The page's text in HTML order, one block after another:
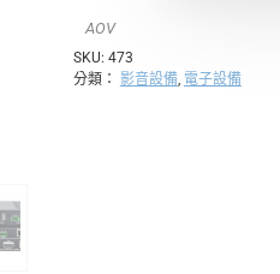
AOV
SKU: 473
分類： 影音設備, 電子設備